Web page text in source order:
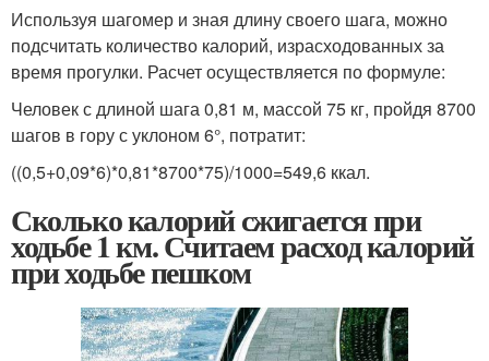
Используя шагомер и зная длину своего шага, можно
подсчитать количество калорий, израсходованных за
время прогулки. Расчет осуществляется по формуле:
Человек с длиной шага 0,81 м, массой 75 кг, пройдя 8700
шагов в гору с уклоном 6°, потратит:
((0,5+0,09*6)*0,81*8700*75)/1000=549,6 ккал.
Сколько калорий сжигается при
ходьбе 1 км. Считаем расход калорий
при ходьбе пешком